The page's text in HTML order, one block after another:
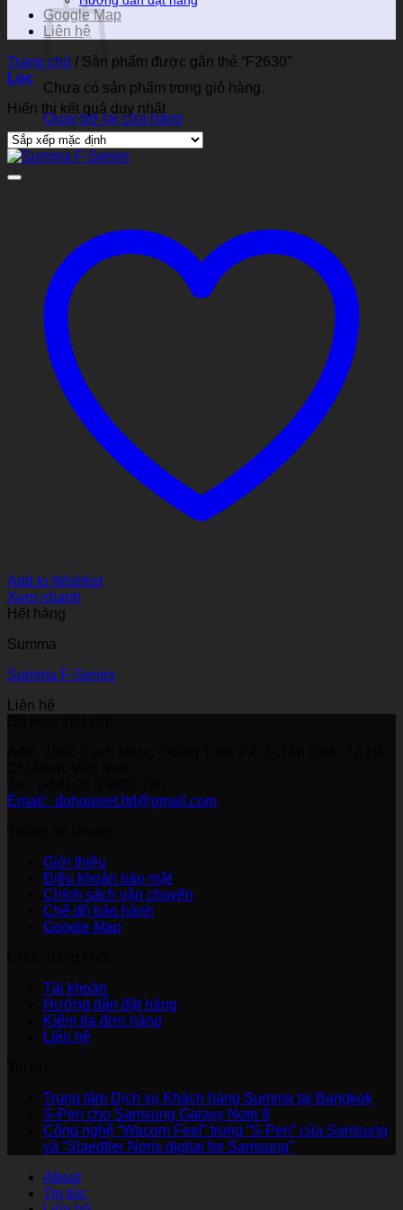
Chưa có sản phẩm trong giỏ hàng.
Quay trở lại cửa hàng
Google Map
Liên hệ
Trang chủ / Sản phẩm được gắn thẻ “F2630”
Lọc
Hiển thị kết quả duy nhất
Add to Wishlist
Xem nhanh
Hết hàng
Summa
Summa F-Series
Liên hệ
Email: dohoaviet.ltd@gmail.com
Giới thiệu
Điều khoản bảo mật
Chính sách vận chuyển
Chế độ bảo hành
Google Map
Tài khoản
Hướng dẫn đặt hàng
Kiểm tra đơn hàng
Liên hệ
Trung tâm Dịch vụ Khách hàng Summa tại Bangkok
bình
S-Pen cho Samsung Galaxy Note 8Không
có
bình
Công nghệ “Wacom Feel” trong “S-Pen” của Samsung
và “Staedtler Noris digital for Samsung”Không
About
Tin tức